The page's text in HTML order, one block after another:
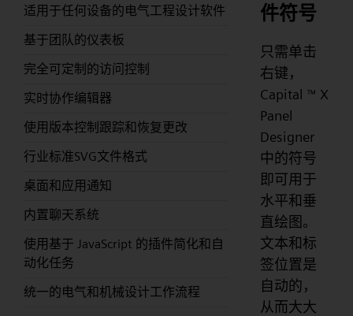
适用于任何设备的电气工程设计软件
基于团队的仪表板
完全可定制的访问控制
实时协作编辑器
使用版本控制跟踪和恢复更改
行业标准SVG文件格式
桌面和应用通知
内置聊天系统
使用基于 JavaScript 的插件简化和自
动化任务
统一的电气和机械设计工作流程
件符号
只需单击
右键，
Capital ™ X
Panel
Designer
中的符号
即可用于
水平和垂
直绘图。
文本和标
签位置是
自动的，
从而大大